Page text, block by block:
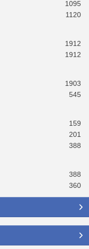
1095
1120
1912
1912
1903
545
159
201
388
388
360